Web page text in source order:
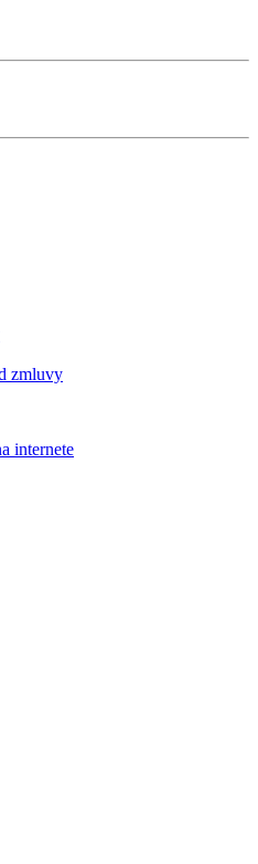
zmluvy
internete